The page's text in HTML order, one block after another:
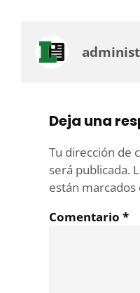
Deja una
Tu dirección de
será publicada.
están marcados
Comentario *